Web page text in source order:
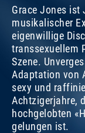
Grace Jones
musikalischer
eigenwillige
transsexuellem
Szene.
Adaptation von
sexy und
Achtzigerjahre,
hochgelobten
gelungen ist.